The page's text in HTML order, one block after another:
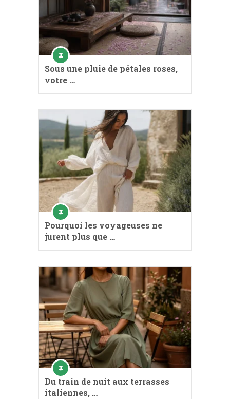
Sous une pluie de pétales roses,
votre …
Pourquoi les voyageuses ne
jurent plus que …
Du train de nuit aux terrasses
italiennes, …